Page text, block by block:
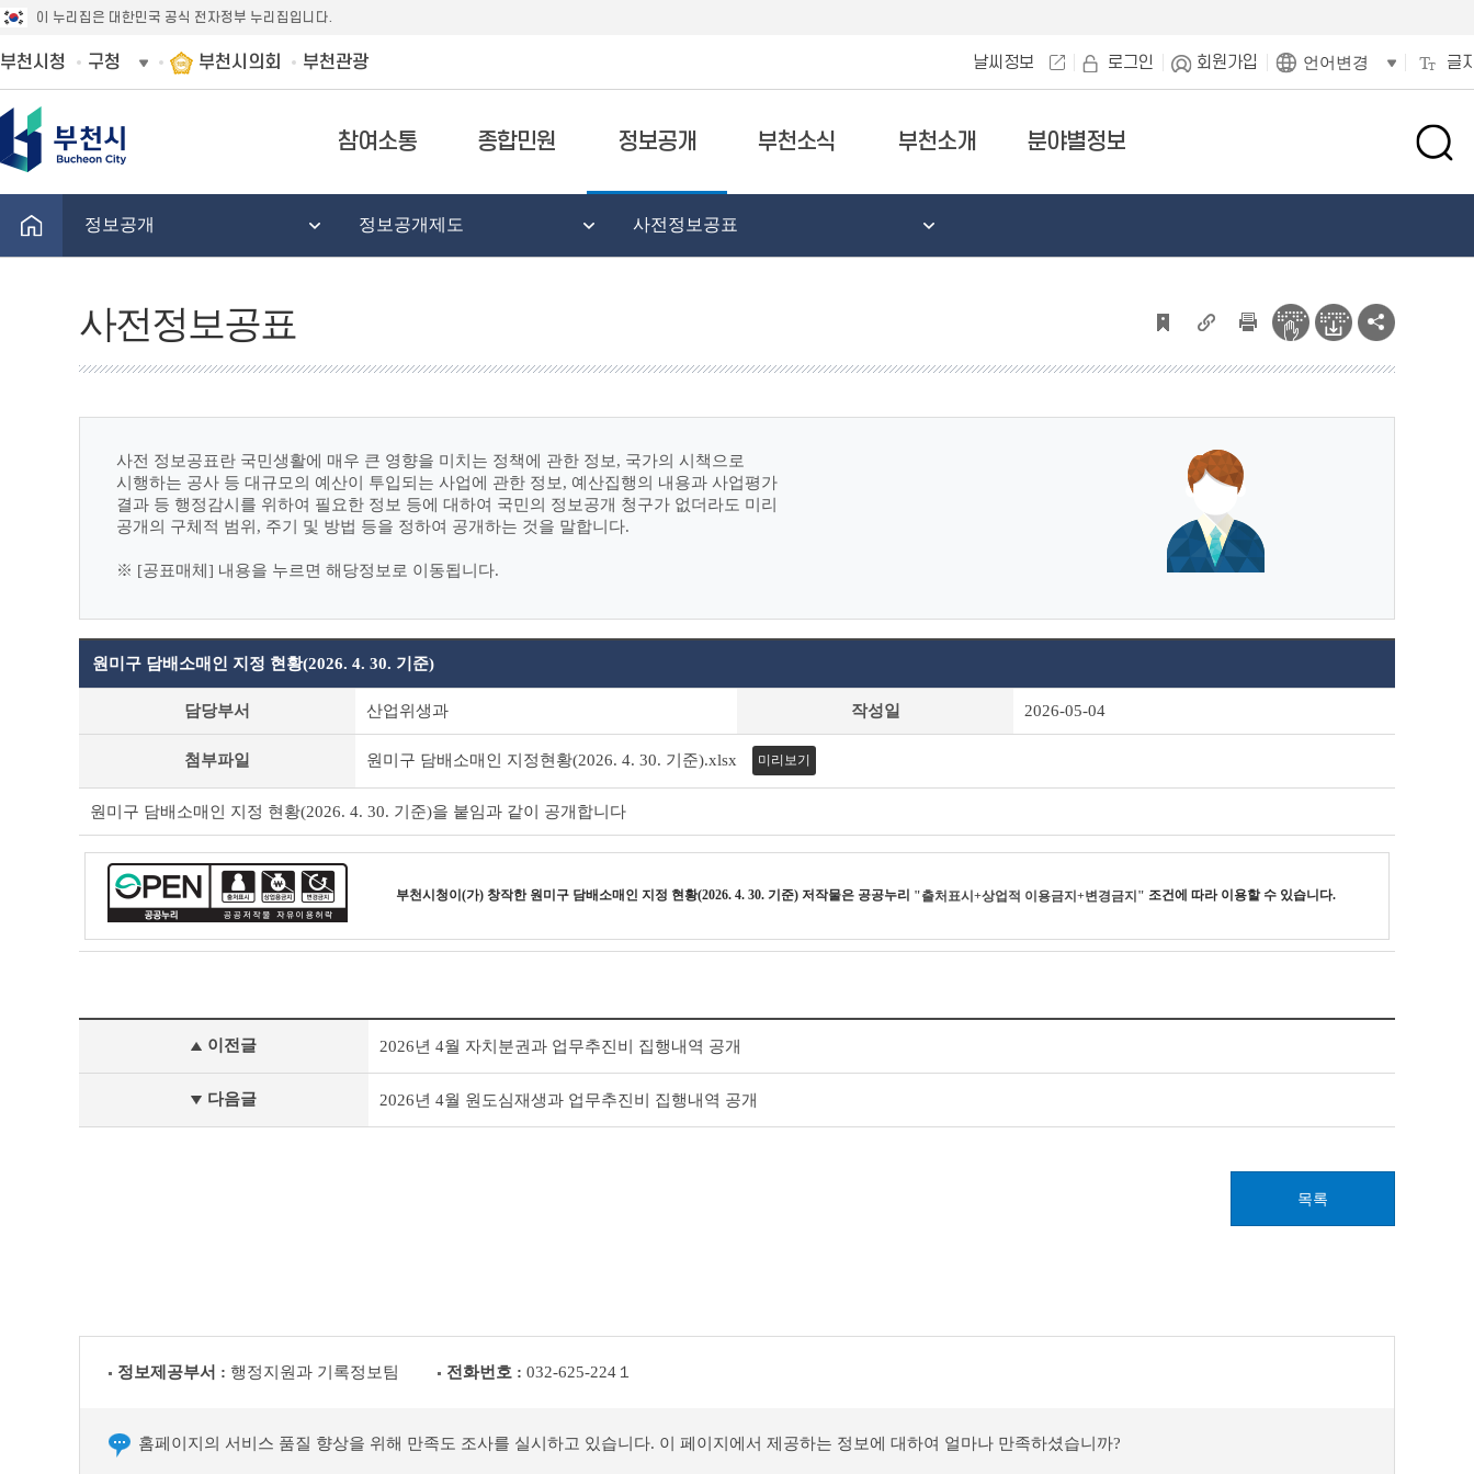
이 누리집은 대한민국 공식 전자정부 누리집입니다.
부천시청 구청 부천시의회 부천관광 날씨정보 로그인 회원가입 언어변경 글
참여소통 종합민원 정보공개 부천소식 부천소개 분야별정보
검
창
정보공개 정보공개제도 사전정보공표
사전정보공표
사전 정보공표란 국민생활에 매우 큰 영향을 미치는 정책에 관한 정보, 국가의 시책으로
시행하는 공사 등 대규모의 예산이 투입되는 사업에 관한 정보, 예산집행의 내용과 사업평가
결과 등 행정감시를 위하여 필요한 정보 등에 대하여 국민의 정보공개 청구가 없더라도 미리
공개의 구체적 범위, 주기 및 방법 등을 정하여 공개하는 것을 말합니다.
※ [공표매체] 내용을 누르면 해당정보로 이동됩니다.
표
상
블
원미구 담배소매인 지정 현황(2026. 4. 30. 기준)
담당부서 산업위생과 작성일 2026-05-04
첨부파일 원미구 담배소매인 지정현황(2026. 4. 30. 기준).xlsx 미리보기
원미구 담배소매인 지정 현황(2026. 4. 30. 기준)을 붙임과 같이 공개합니다
부천시청이(가) 창작한 원미구 담배소매인 지정 현황(2026. 4. 30. 기준) 저작물은 공공누리 "출처표시+상업적 이용금지+변경금지" 조건에 따라 이용할 수 있습니다.
정
표
이전글 2026년 4월 자치분권과 업무추진비 집행내역 공개
다음글 2026년 4월 원도심재생과 업무추진비 집행내역 공개
목록
정보제공부서 : 행정지원과 기록정보팀 전화번호 : 032-625-224１
홈페이지의 서비스 품질 향상을 위해 만족도 조사를 실시하고 있습니다. 이 페이지에서 제공하는 정보에 대하여 얼마나 만족하셨습니까?